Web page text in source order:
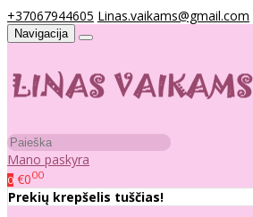
+37067944605 Linas.vaikams@gmail.com
Navigacija
Mano paskyra
0 €000
Prekių krepšelis tuščias!